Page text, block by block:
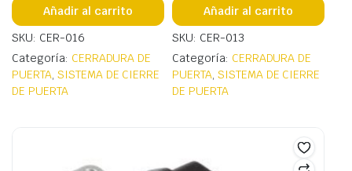
Añadir al carrito
SKU: CER-016
Categoría: CERRADURA DE
PUERTA, SISTEMA DE CIERRE
DE PUERTA
Añadir al carrito
SKU: CER-013
Categoría: CERRADURA DE
PUERTA, SISTEMA DE CIERRE
DE PUERTA